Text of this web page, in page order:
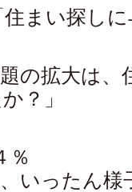
住まい探し
の拡大は、
？」
％
いったん様